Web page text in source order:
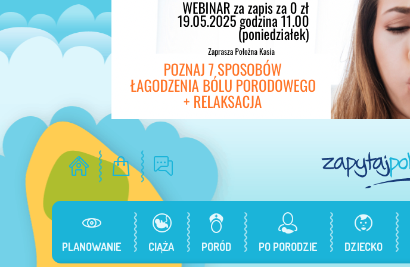
PLANOWANIE CIĄŻA PORÓD PO PORODZIE DZIECKO